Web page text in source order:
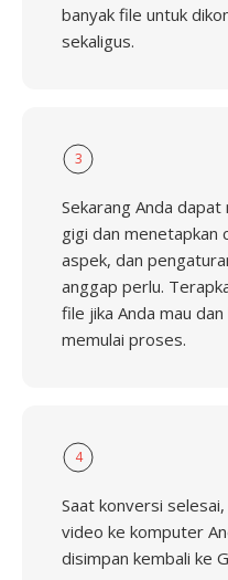
banyak file untuk
sekaligus.
3
Sekarang Anda
gigi dan menetapkan
aspek, dan
anggap perlu.
file jika Anda mau
memulai proses.
4
Saat konversi
video ke komputer
disimpan kembali ke